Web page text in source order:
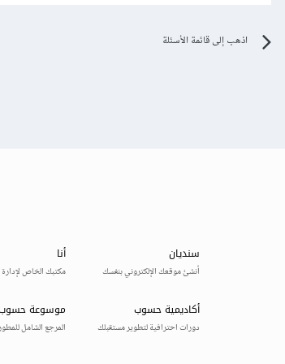
اذهب إلى قائمة الأسئلة